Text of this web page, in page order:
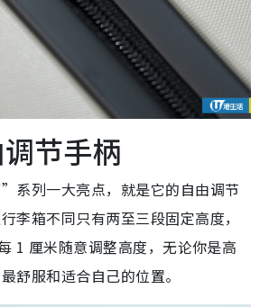
节手柄
系列一大亮点，就是它的自由调节
李箱不同只有两至三段固定高度，
1 厘米随意调整高度，无论你是高
舒服和适合自己的位置。